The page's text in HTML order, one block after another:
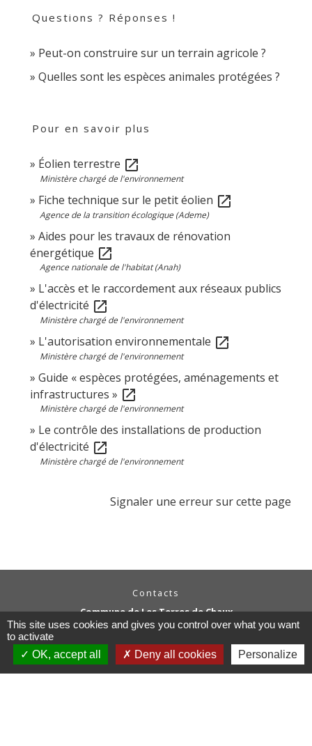
Questions ? Réponses !
Peut-on construire sur un terrain agricole ?
Quelles sont les espèces animales protégées ?
Pour en savoir plus
Éolien terrestre open_in_new
Ministère chargé de l'environnement
Fiche technique sur le petit éolien open_in_new
Agence de la transition écologique (Ademe)
Aides pour les travaux de rénovation
énergétique open_in_new
Agence nationale de l'habitat (Anah)
L'accès et le raccordement aux réseaux publics
d'électricité open_in_new
Ministère chargé de l'environnement
L'autorisation environnementale open_in_new
Ministère chargé de l'environnement
Guide « espèces protégées, aménagements et
infrastructures » open_in_new
Ministère chargé de l'environnement
Le contrôle des installations de production
d'électricité open_in_new
Ministère chargé de l'environnement
Signaler une erreur sur cette page
Contacts
Commune de Les Terres de Chaux
11, chemin Graverot
+33 3 81 94 14 85
Contact par formulaire
This site uses cookies and gives you control over what you want
to activate
OK, accept all
Deny all cookies Personalize